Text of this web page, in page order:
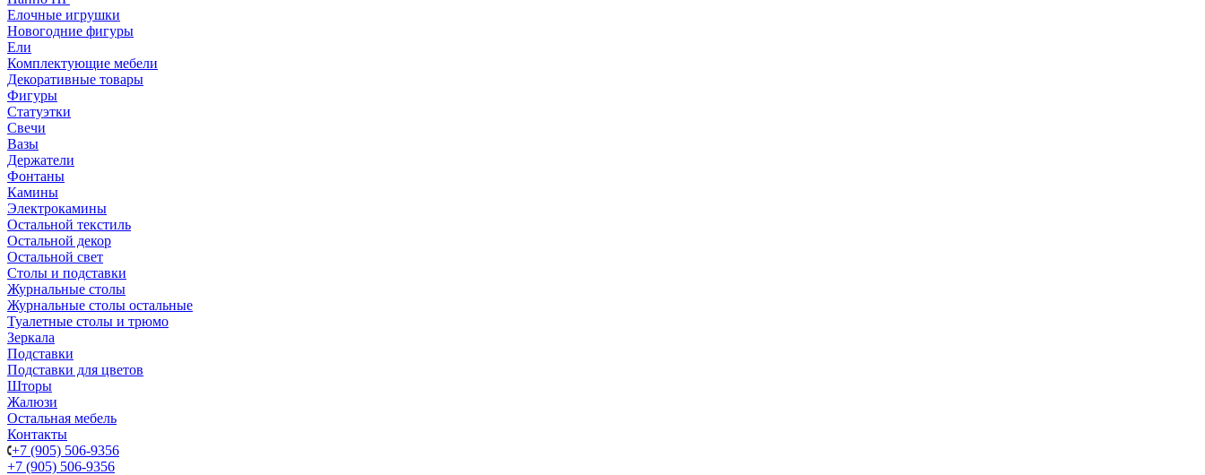
Елочные игрушки
Новогодние фигуры
Ели
Комплектующие мебели
Декоративные товары
Фигуры
Статуэтки
Свечи
Вазы
Держатели
Фонтаны
Камины
Электрокамины
Остальной текстиль
Остальной декор
Остальной свет
Столы и подставки
Журнальные столы
Журнальные столы остальные
Туалетные столы и трюмо
Зеркала
Подставки
Подставки для цветов
Шторы
Жалюзи
Остальная мебель
Контакты
+7 (905) 506-9356
+7 (905) 506-9356